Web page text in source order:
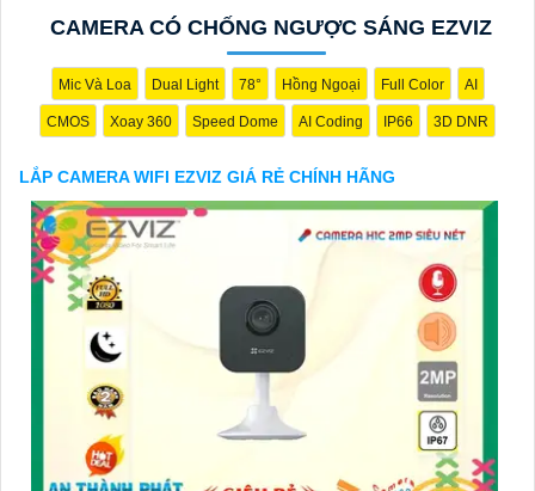
Hy vọng đoạn văn trên sẽ giúp bạn trong việc giới thiệu sản
phẩm Camera Wifi Ezviz.
CAMERA CÓ CHỐNG NGƯỢC SÁNG EZVIZ
Mic Và Loa Dual Light 78° Hồng Ngoại Full Color AI
CMOS Xoay 360 Speed Dome AI Coding IP66 3D DNR
LẮP CAMERA WIFI EZVIZ GIÁ RẺ CHÍNH HÃNG